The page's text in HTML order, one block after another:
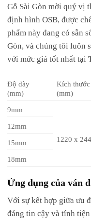
Gỗ Sài Gòn mời quý vị
định hình OSB, được
phẩm này đang có sẵn
Gòn, và chúng tôi luôn
với mức giá tốt nhất tại
Độ dày
(mm)
Kích thước
(mm)
9mm
1220 x
12mm
15mm
18mm
Ứng dụng của ván
Với sự kết hợp giữa ưu
đáng tin cậy và tính